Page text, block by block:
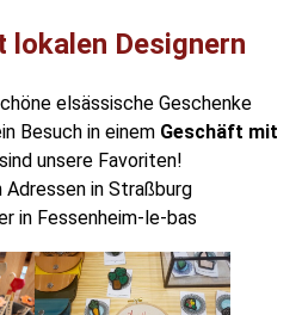
lokalen Designern
elsässische Geschenke
Besuch in einem Geschäft mit
unsere Favoriten!
Adressen in Straßburg
in Fessenheim-le-bas